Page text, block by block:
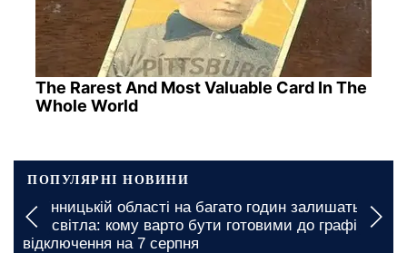
The Rarest And Most Valuable Card In The
Whole World
ПОПУЛЯРНІ НОВИНИ
Підвищення тарифів на комунальні послуги у
Вінницькій області: ціни можуть злетіти майже в
двічі